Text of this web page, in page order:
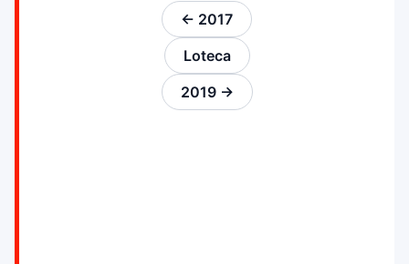
← 2017
Loteca
2019 →